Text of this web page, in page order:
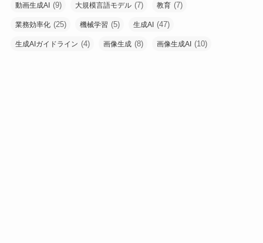
動画生成AI (9) 大規模言語モデル (7) 教育 (7)
業務効率化 (25) 機械学習 (5) 生成AI (47)
生成AIガイドライン (4) 画像生成 (8) 画像生成AI (10)